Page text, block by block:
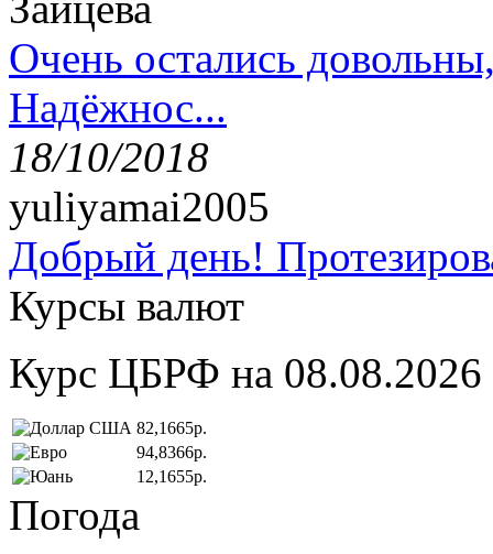
Очень остались
Надёжнос...
18/10/2018
yuliyamai2005
Добрый день!
Курсы валют
Курс ЦБРФ на 08.08.2026
82,1665р.
94,8366р.
12,1655р.
Погода